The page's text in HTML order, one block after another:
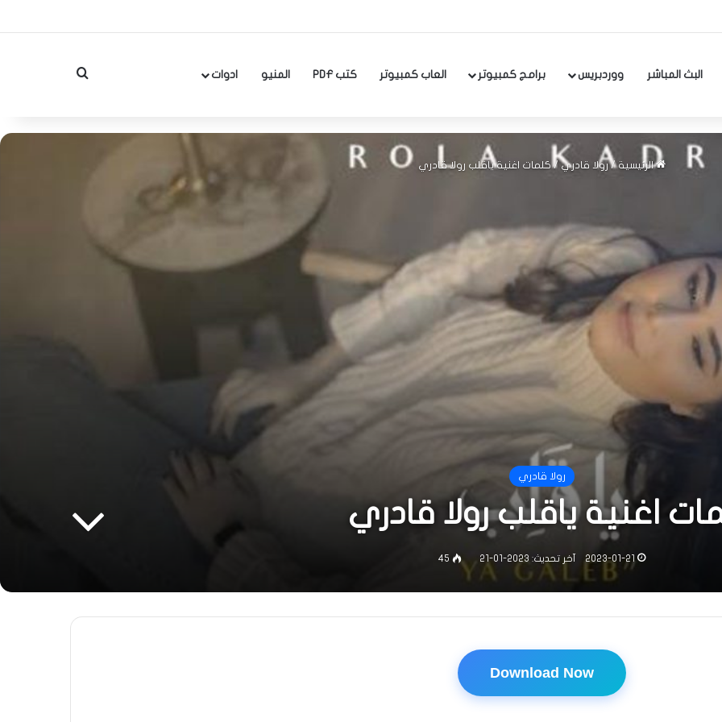
البث المباشر ووردبريس برامج كمبيوتر العاب كمبيوتر كتب PDF المنيو ادوات بحث عن
الرئيسية / رولا قادري / كلمات اغنية ياقلب رولا قادري
رولا قادري
اغنية ياقلب رولا قادري
2023-01-21 آخر تحديث: 2023-01-21 45
Download Now